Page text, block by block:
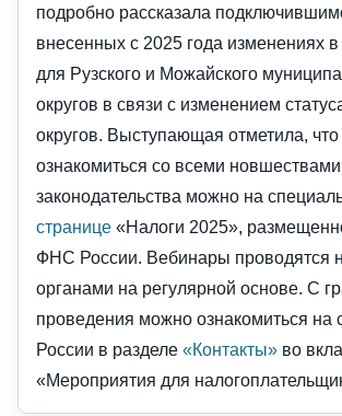
подробно рассказала
внесенных с 2025 года изменениях
для Рузского и Можайского
округов в связи с изменением
округов. Выступающая отметила, что
ознакомиться со всеми
законодательства можно на
странице «Налоги 2025»,
ФНС России. Вебинары проводятся
органами на регулярной основе. С
проведения можно ознакомиться на
России в разделе «Контакты» во
«Мероприятия для